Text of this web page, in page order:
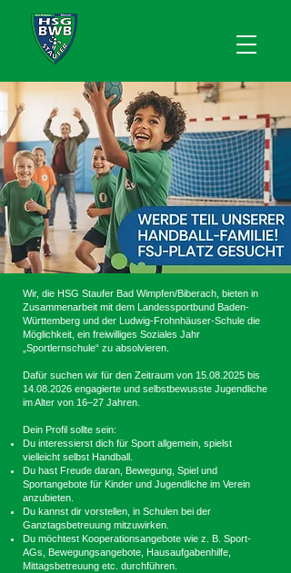
Wir, die HSG Staufer Bad Wimpfen/Biberach, bieten in
Zusammenarbeit mit dem Landessportbund Baden-
Württemberg und der Ludwig-Frohnhäuser-Schule die
Möglichkeit, ein freiwilliges Soziales Jahr
„Sportlernschule“ zu absolvieren.
Dafür suchen wir für den Zeitraum von 15.08.2025 bis
14.08.2026 engagierte und selbstbewusste Jugendliche
im Alter von 16–27 Jahren.
Dein Profil sollte sein:
Du interessierst dich für Sport allgemein, spielst
vielleicht selbst Handball.
Du hast Freude daran, Bewegung, Spiel und
Sportangebote für Kinder und Jugendliche im Verein
anzubieten.
Du kannst dir vorstellen, in Schulen bei der
Ganztagsbetreuung mitzuwirken.
Du möchtest Kooperationsangebote wie z. B. Sport-
AGs, Bewegungsangebote, Hausaufgabenhilfe,
Mittagsbetreuung etc. durchführen.